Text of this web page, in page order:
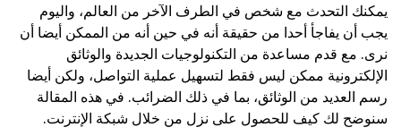
يمكنك التحدث مع شخص في الطرف الآخر من العالم، واليوم
يجب أن يفاجأ أحدا من حقيقة أنه في حين أنه من الممكن أيضا أن
نرى. مع قدم مساعدة من التكنولوجيات الجديدة والوثائق
الإلكترونية ممكن ليس فقط لتسهيل عملية التواصل، ولكن أيضا
رسم العديد من الوثائق، بما في ذلك الضرائب. في هذه المقالة
سنوضح لك كيف للحصول على نزل من خلال شبكة الإنترنت.